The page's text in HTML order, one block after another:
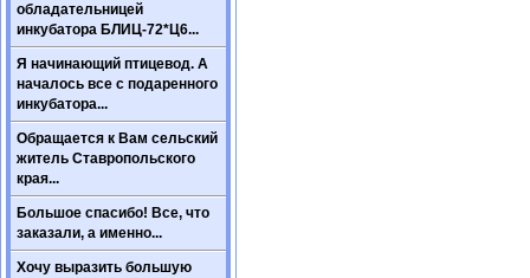
обладательницей
инкубатора БЛИЦ-72*Ц6...
Я начинающий птицевод. А
началось все с подаренного
инкубатора...
Обращается к Вам сельский
житель Ставропольского
края...
Большое спасибо! Все, что
заказали, а именно...
Хочу выразить большую